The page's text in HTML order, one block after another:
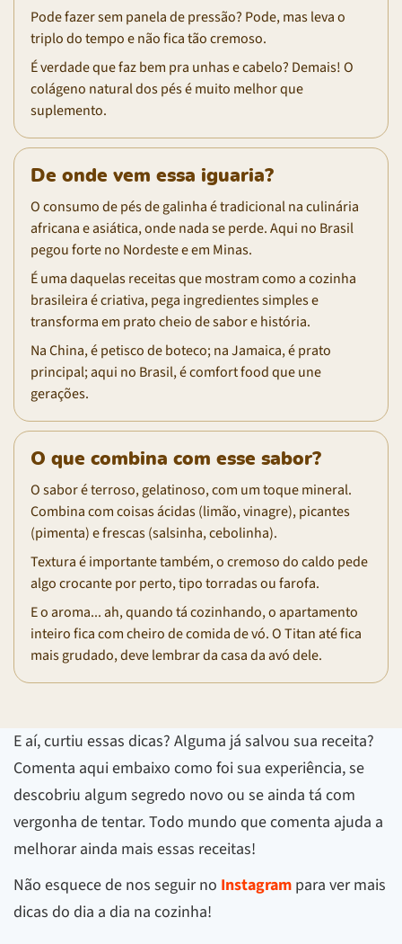
Pode fazer sem panela de pressão? Pode, mas leva o
triplo do tempo e não fica tão cremoso.
É verdade que faz bem pra unhas e cabelo? Demais! O
colágeno natural dos pés é muito melhor que
suplemento.
De onde vem essa iguaria?
O consumo de pés de galinha é tradicional na culinária
africana e asiática, onde nada se perde. Aqui no Brasil
pegou forte no Nordeste e em Minas.
É uma daquelas receitas que mostram como a cozinha
brasileira é criativa, pega ingredientes simples e
transforma em prato cheio de sabor e história.
Na China, é petisco de boteco; na Jamaica, é prato
principal; aqui no Brasil, é comfort food que une
gerações.
O que combina com esse sabor?
O sabor é terroso, gelatinoso, com um toque mineral.
Combina com coisas ácidas (limão, vinagre), picantes
(pimenta) e frescas (salsinha, cebolinha).
Textura é importante também, o cremoso do caldo pede
algo crocante por perto, tipo torradas ou farofa.
E o aroma... ah, quando tá cozinhando, o apartamento
inteiro fica com cheiro de comida de vó. O Titan até fica
mais grudado, deve lembrar da casa da avó dele.
E aí, curtiu essas dicas? Alguma já salvou sua receita?
Comenta aqui embaixo como foi sua experiência, se
descobriu algum segredo novo ou se ainda tá com
vergonha de tentar. Todo mundo que comenta ajuda a
melhorar ainda mais essas receitas!
Não esquece de nos seguir no Instagram para ver mais
dicas do dia a dia na cozinha!